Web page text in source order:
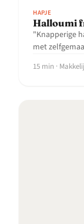
HAPJE
Halloumi
"Knapperige
met
15 min ·